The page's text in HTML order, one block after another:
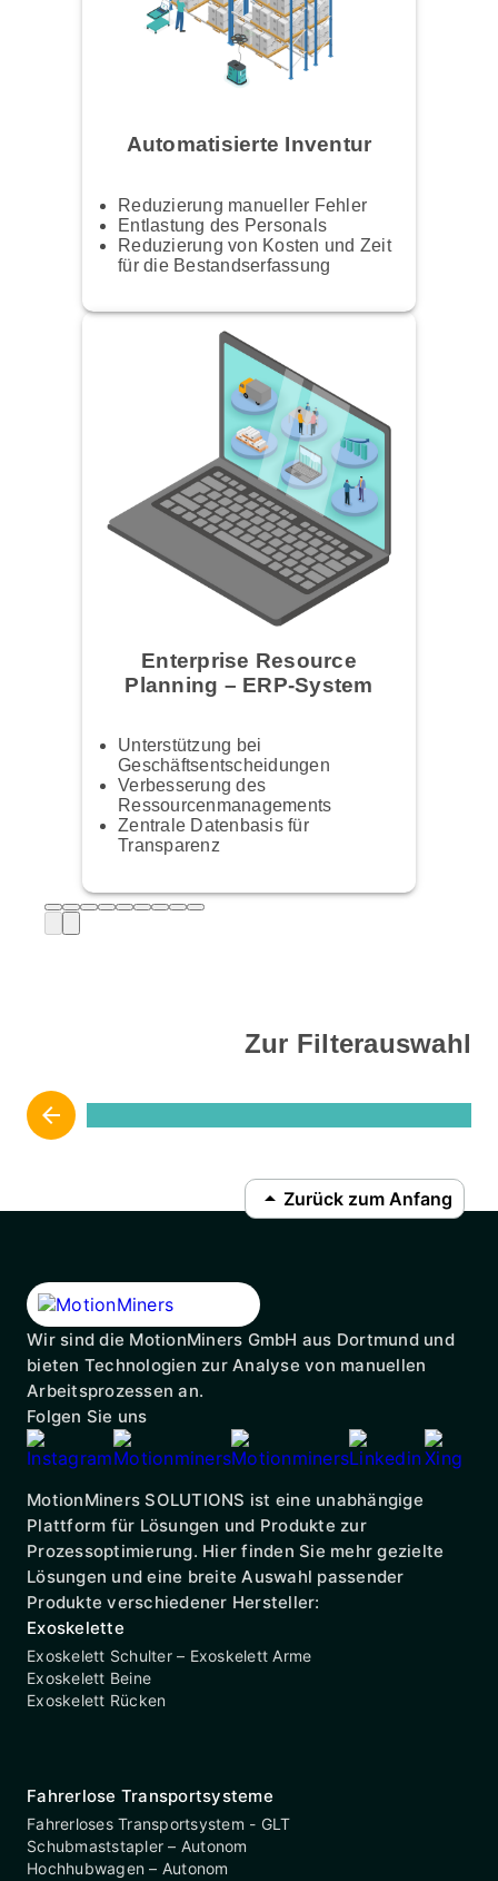
Automatisierte Inventur
Reduzierung manueller Fehler
Entlastung des Personals
Reduzierung von Kosten und Zeit
für die Bestandserfassung
Enterprise Resource
Planning – ERP-System
Unterstützung bei
Geschäftsentscheidungen
Verbesserung des
Ressourcenmanagements
Zentrale Datenbasis für
Transparenz
arrow_backward
Zur Filterauswahl
arrow_drop_up Zurück zum Anfang
Wir sind die MotionMiners GmbH aus Dortmund und
bieten Technologien zur Analyse von manuellen
Arbeitsprozessen an.
Folgen Sie uns
MotionMiners SOLUTIONS ist eine unabhängige
Plattform für Lösungen und Produkte zur
Prozessoptimierung. Hier finden Sie mehr gezielte
Lösungen und eine breite Auswahl passender
Produkte verschiedener Hersteller:
Exoskelette
Exoskelett Schulter – Exoskelett Arme
Exoskelett Beine
Exoskelett Rücken
Fahrerlose Transportsysteme
Fahrerloses Transportsystem - GLT
Schubmaststapler – Autonom
Hochhubwagen – Autonom